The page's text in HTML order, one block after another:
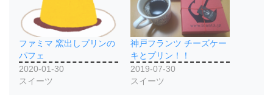
ファミマ 窯出しプリンの
パフェ
2020-01-30
スイーツ
神戸フランツ チーズケー
キとプリン！！
2019-07-30
スイーツ